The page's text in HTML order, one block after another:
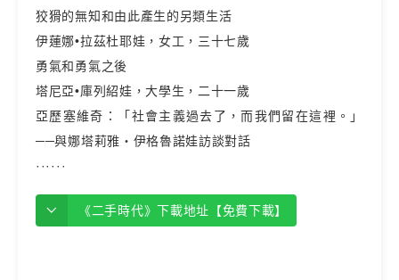
狡猾的無知和由此產生的另類生活
伊蓮娜•拉茲杜耶娃，女工，三十七歲
勇氣和勇氣之後
塔尼亞•庫列紹娃，大學生，二十一歲
亞歷塞維奇：「社會主義過去了，而我們留在這裡。」
──與娜塔莉雅‧伊格魯諾娃訪談對話
······
《二手時代》下載地址【免費下載】